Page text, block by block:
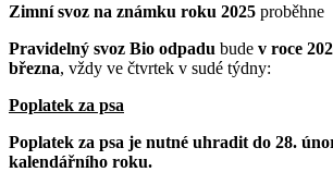
Zimní svoz na známku roku 2025 proběhne
Pravidelný svoz Bio odpadu bude v roce
března, vždy ve čtvrtek v sudé týdny:
Poplatek za psa
Poplatek za psa je nutné uhradit do 28.
kalendářního roku.